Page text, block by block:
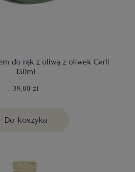
do rąk z oliwą z oliwek Carli
150ml
39,00 zł
Do koszyka